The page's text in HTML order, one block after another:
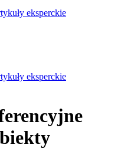
eksperckie
eksperckie